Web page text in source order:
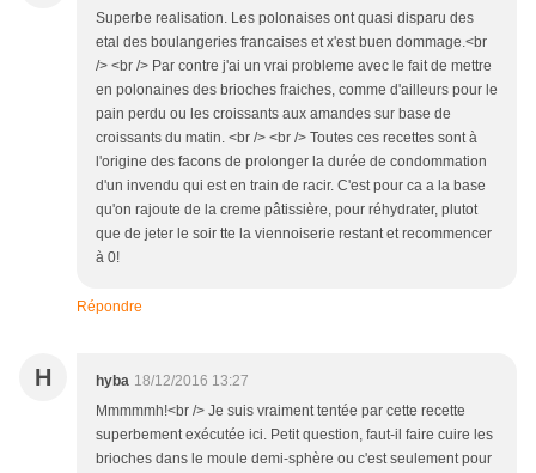
Superbe realisation. Les polonaises ont quasi disparu des
etal des boulangeries francaises et x'est buen dommage.<br
/> <br /> Par contre j'ai un vrai probleme avec le fait de mettre
en polonaines des brioches fraiches, comme d'ailleurs pour le
pain perdu ou les croissants aux amandes sur base de
croissants du matin. <br /> <br /> Toutes ces recettes sont à
l'origine des facons de prolonger la durée de condommation
d'un invendu qui est en train de racir. C'est pour ca a la base
qu'on rajoute de la creme pâtissière, pour réhydrater, plutot
que de jeter le soir tte la viennoiserie restant et recommencer
à 0!
Répondre
H hyba 18/12/2016 13:27
Mmmmmh!<br /> Je suis vraiment tentée par cette recette
superbement exécutée ici. Petit question, faut-il faire cuire les
brioches dans le moule demi-sphère ou c'est seulement pour